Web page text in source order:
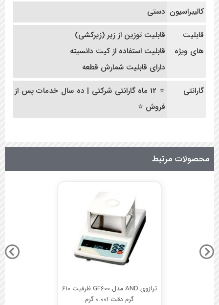
کالیبراسیون دستی
قابلیت
های ویژه
قابلیت توزین از زیر (زیرکشی)
قابلیت استفاده از کیت دانسیته
دارای قابلیت شمارش قطعه
گارانتی
⭐ 12 ماه گارانتی شرکتی | ده سال خدمات پس از
فروش ⭐
محصولات مرتبط
ترازوی AND مدل GF600 ظرفیت 610
گرم دقت 0.001 گرم